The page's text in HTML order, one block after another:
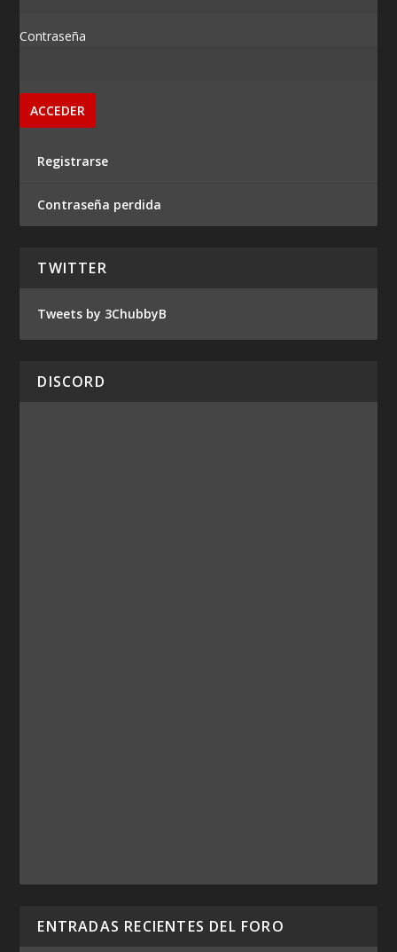
Contraseña
Registrarse
Contraseña perdida
TWITTER
Tweets by 3ChubbyB
DISCORD
ENTRADAS RECIENTES DEL FORO